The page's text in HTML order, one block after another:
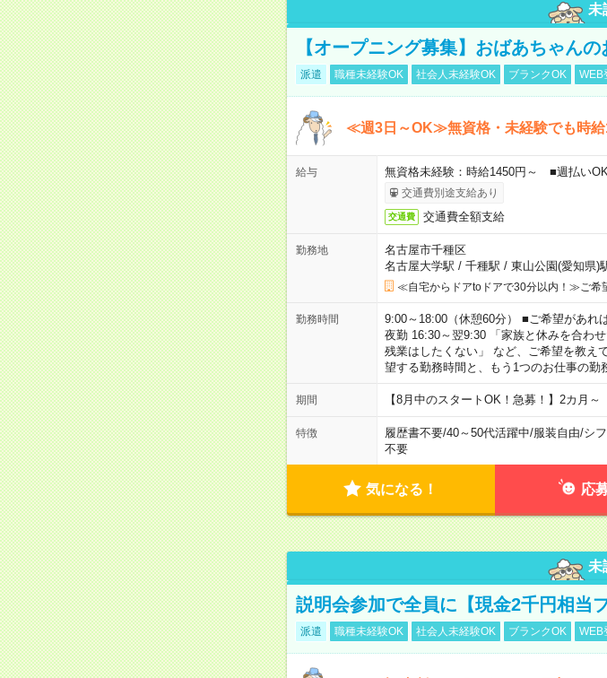
未
【オープニング募集】おばあちゃん
派遣 職種未経験OK 社会人未経験OK ブランクOK WEB
≪週3日～OK≫無資格・未経験でも時給
給与 無資格未経験：時給1450円～ ■週払い
交通費別途支給あり
交通費 交通費全額支給
勤務地
名古屋市千種区
名古屋大学駅 / 千種駅 / 東山公園(愛知県)
≪自宅からドアtoドアで30分以内！≫ご希
勤務時間
9:00～18:00（休憩60分） ■ご希望があれ
夜勤 16:30～翌9:30 「家族と休みを合わ
残業はしたくない」 など、ご希望を教
望する勤務時間と、もう1つのお仕事の勤
期間 【8月中のスタートOK！急募！】2カ月
特徴 履歴書不要/40～50代活躍中/服装自由/シ
不要
気になる！ 応
未
説明会参加で全員に【現金2千円相当
派遣 職種未経験OK 社会人未経験OK ブランクOK WEB